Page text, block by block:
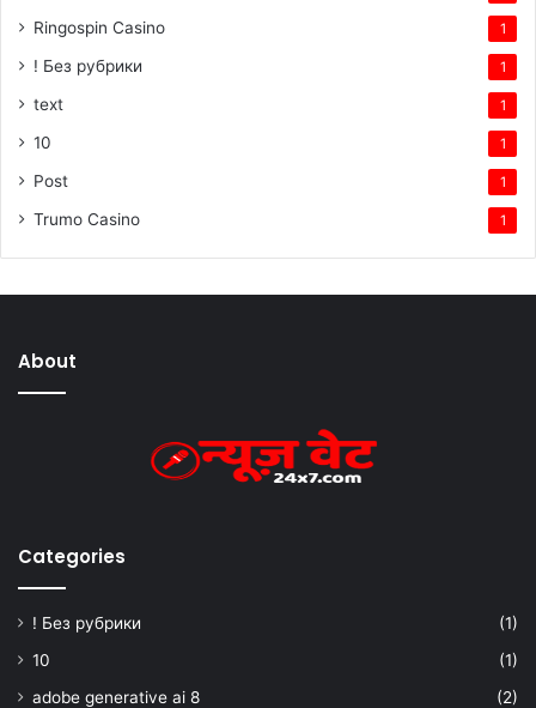
Ringospin Casino 1
! Без рубрики 1
text 1
10 1
Post 1
Trumo Casino 1
About
Categories
! Без рубрики
(1)
10
(1)
adobe generative ai 8
(2)